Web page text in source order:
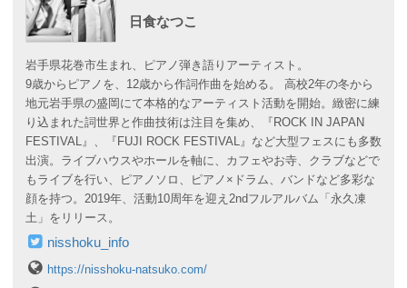
日食なつこ
岩手県花巻市生まれ、ピアノ弾き語りアーティスト。
9歳からピアノを、12歳から作詞作曲を始める。 高校2年の冬から
地元岩手県の盛岡にて本格的なアーティスト活動を開始。緻密に練
り込まれた詞世界と作曲技術は注目を集め、『ROCK IN JAPAN
FESTIVAL』、『FUJI ROCK FESTIVAL』など大型フェスにも多数
出演。ライブハウスやホールを軸に、カフェやお寺、クラブなどで
もライブを行い、ピアノソロ、ピアノ×ドラム、バンドなど多彩な
顔を持つ。2019年、活動10周年を迎え2ndフルアルバム「永久凍
土」をリリース。
nisshoku_info
https://nisshoku-natsuko.com/